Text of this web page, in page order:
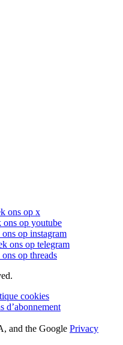
ons op x
ons op youtube
op instagram
ons op telegram
op threads
cookies
d’abonnement
and the Google Privacy